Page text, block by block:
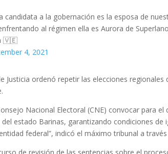
candidata a la gobernación es la esposa de
al régimen ella es Aurora de
🇻🇪
4, 2021
Justicia ordenó repetir las elecciones regionales
Nacional Electoral (CNE) convocar para
estado Barinas, garantizando condiciones de
federal”, indicó el máximo tribunal a